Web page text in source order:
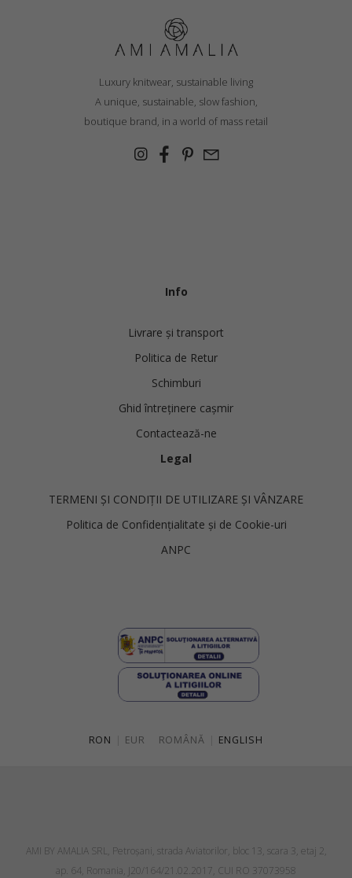
Luxury knitwear, sustainable living
A unique, sustainable, slow fashion,
boutique brand, in a world of mass retail
Info
Livrare și transport
Politica de Retur
Schimburi
Ghid întreținere cașmir
Contactează-ne
Legal
TERMENI ȘI CONDIȚII DE UTILIZARE ȘI VÂNZARE
Politica de Confidențialitate și de Cookie-uri
ANPC
RON EUR ROMÂNĂ ENGLISH
AMI BY AMALIA SRL, Petroşani, strada Aviatorilor, bloc 13, scara 3, etaj 2,
ap. 64, Romania, J20/164/21.02.2017, CUI RO 37073958